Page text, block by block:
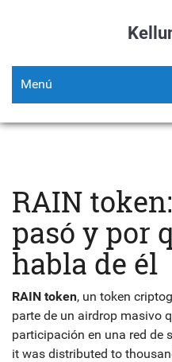
Menú
RAIN
pasó y por
habla de él
RAIN token, un token
parte de un airdrop masivo
participación en una red de
it was distributed to